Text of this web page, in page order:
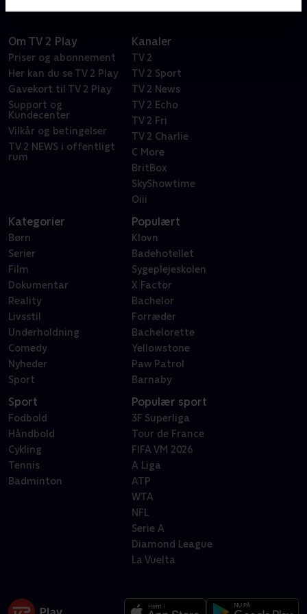
Om TV 2 Play
Priser og abonnement
Her kan du se TV 2 Play
Gavekort til TV 2 Play
Support og
Kundecenter
Vilkår og betingelser
TV 2 NEWS i offentligt
rum
Kanaler
TV 2
TV 2 Sport
TV 2 News
TV 2 Echo
TV 2 Fri
TV 2 Charlie
C More
BritBox
SkyShowtime
Oiii
Kategorier
Børn
Serier
Film
Dokumentar
Reality
Livsstil
Underholdning
Comedy
Nyheder
Sport
Populært
Klovn
Badehotellet
Sygeplejeskolen
X Factor
Bachelor
Forræder
Bachelorette
Yellowstone
Paw Patrol
Barnaby
Sport
Fodbold
Håndbold
Cykling
Tennis
Badminton
Populær sport
3F Superliga
Tour de France
FIFA VM 2026
A Liga
ATP
WTA
NFL
Serie A
Diamond League
La Vuelta